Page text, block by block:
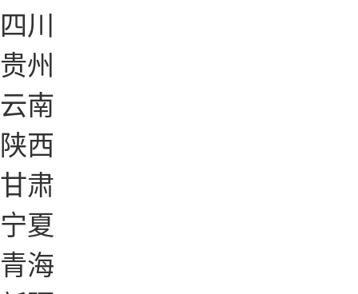
四川
贵州
云南
陕西
甘肃
宁夏
青海